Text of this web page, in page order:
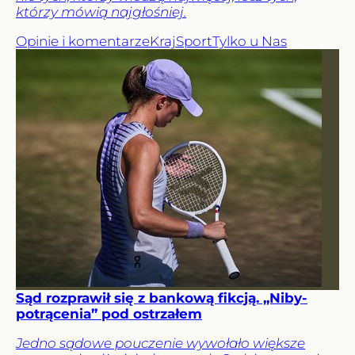
którzy mówią najgłośniej.
Opinie i komentarzeKrajSportTylko u Nas
Sąd rozprawił się z bankową fikcją. „Niby-
potrącenia” pod ostrzałem
Jedno sądowe pouczenie wywołało większe